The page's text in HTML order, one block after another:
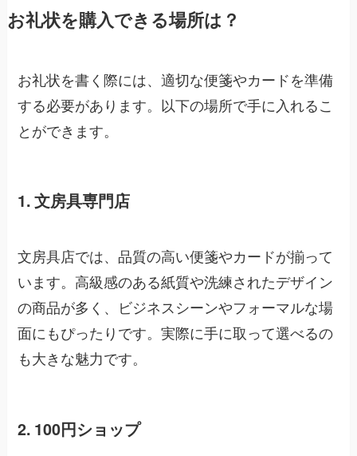
お礼状を購入できる場所は？
お礼状を書く際には、適切な便箋やカードを準備
する必要があります。以下の場所で手に入れるこ
とができます。
1. 文房具専門店
文房具店では、品質の高い便箋やカードが揃って
います。高級感のある紙質や洗練されたデザイン
の商品が多く、ビジネスシーンやフォーマルな場
面にもぴったりです。実際に手に取って選べるの
も大きな魅力です。
2. 100円ショップ